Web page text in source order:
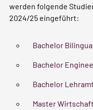
werden folgende
2024/25 eingeführt:
Bachelor
Bachelor
Bachelor
Master